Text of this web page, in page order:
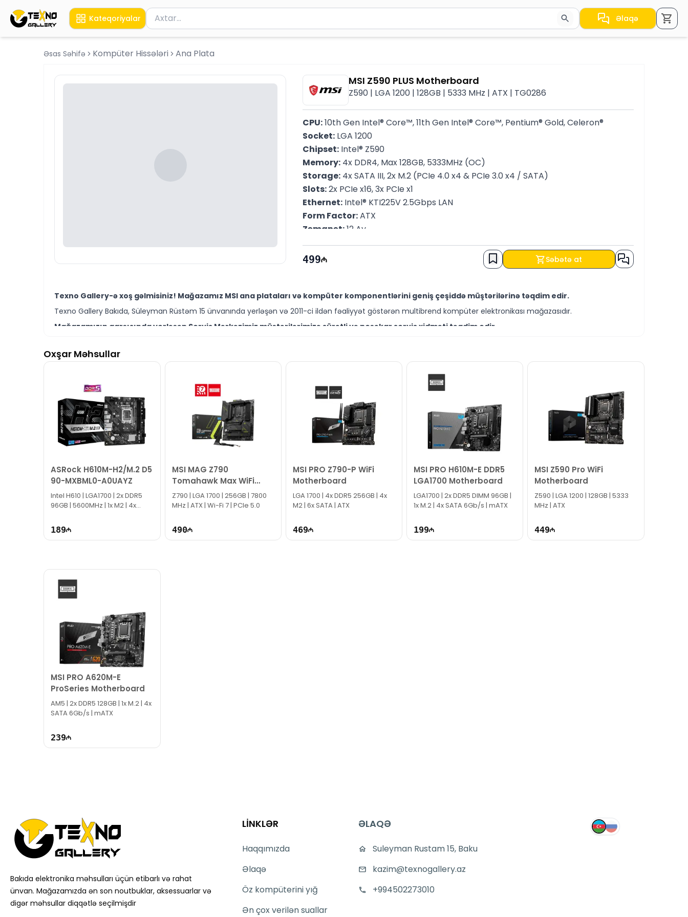
Kateqoriyalar Məhsul axtar
Axtarış üçün ən azı 2 simvol yazın. Göndərmək üçün Enter düyməsini basın və ya nəticələr arasında keçid etmək üçün ox
Əlaqə
Əsas Səhifə Kompüter Hissələri Ana Plata
MSI Z590 PLUS Motherboard
Z590 | LGA 1200​ | 128GB | 5333 MHz | ATX | TG0286
CPU: 10th Gen Intel® Core™, 11th Gen Intel® Core™, Pentium® Gold, Celeron®
Socket: LGA 1200
Chipset: Intel® Z590
Memory: 4x DDR4, Max 128GB, 5333MHz (OC)
Storage: 4x SATA III, 2x M.2 (PCIe 4.0 x4 & PCIe 3.0 x4 / SATA)
Slots: 2x PCIe x16, 3x PCIe x1
Ethernet: Intel® KTI225V 2.5Gbps LAN
Form Factor: ATX
Zəmanət: 12 Ay
499 Səbətə at
Texno Gallery-ə xoş gəlmisiniz! Mağazamız MSI ana plataları və kompüter komponentlərini geniş çeşiddə müştərilərinə təqdim edir.
Texno Gallery Bakıda, Süleyman Rüstəm 15 ünvanında yerləşən və 2011-ci ildən fəaliyyət göstərən multibrend kompüter elektronikası mağazasıdır.
Mağazamızın qarşısında yerləşən Servis Mərkəzimiz müştərilərimizə sürətli və peşəkar servis xidməti təqdim edir.
MSI Z590 PLUS Motherboard modelini Bakıda sərfəli qiymətə NƏĞD, KÖÇÜRMƏ və həmçinin KREDİT şərtləri ilə əldə edə bilərsiniz.
İstər MSI ana plataları, istərsə də digər kompüter komponentləri ilə bağlı suallarınızı saytımız vasitəsilə bizə ünvanlaya bilərsiniz.
Seçim etməkdə dəstəyə ehtiyacınız varsa, təcrübəli mütəxəssislərimiz hər gün saat 10:00–19:00 aralığında xidmətinizdədir.
MSI Z590 PLUS anakart modeli ilə bağlı bütün suallarınızı canlı dəstək xəttimiz vasitəsilə cavablandırmağa hər zaman hazırıq.
Oxşar Məhsullar
ASRock H610M-H2/M.2 D5
90-MXBML0-A0UAYZ
Intel H610 | LGA1700 | 2x DDR5
96GB | 5600MHz | 1x M2 | 4x
189
MSI MAG Z790
Tomahawk Max WiFi
DDR5 Motherboard
Z790 | LGA 1700​ | 256GB | 7800
MHz | ATX | Wi-Fi 7 | PCIe 5.0
490
MSI PRO Z790-P WiFi
Motherboard
LGA 1700​ | 4x DDR5 256GB | 4x
M2 | 6x SATA | ATX
469
MSI PRO H610M-E DDR5
LGA1700 Motherboard
LGA1700 | 2x DDR5 DIMM 96GB |
1x M.2 | 4x SATA 6Gb/s | mATX
199
MSI Z590 Pro WiFi
Motherboard
Z590 | LGA 1200​ | 128GB | 5333
MHz | ATX
449
MSI PRO A620M-E
ProSeries Motherboard
AM5 | 2x DDR5 128GB | 1x M.2 | 4x
SATA 6Gb/s | mATX
239
Bakıda elektronika məhsulları üçün etibarlı və rahat
ünvan. Mağazamızda ən son noutbuklar, aksessuarlar və
digər məhsullar diqqətlə seçilmişdir
LİNKLƏR
Haqqımızda
Əlaqə
Öz kompüterini yığ
Ən çox verilən suallar
ƏLAQƏ
Suleyman Rustam 15, Baku
kazim@texnogallery.az
+994502273010